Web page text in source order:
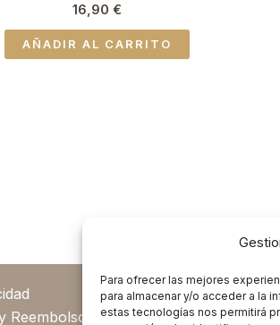
Para ofrecer las mejores
para almacenar y/o acceder a la
estas tecnologías nos permitirá
16,90 €
AÑADIR AL CARRITO